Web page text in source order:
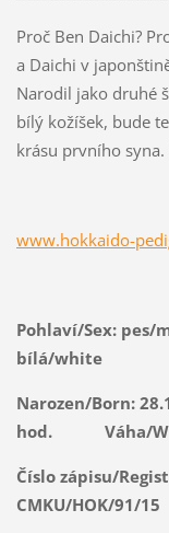
Proč Ben Daichi?
a Daichi v
Narodil jako druhé
bílý kožíšek, bude
krásu prvního
www.hokkaido-
Pohlaví/
bílá/white
Narozen/Born:
hod. Váha/
Číslo zápisu/
CMKU/HOK/91/